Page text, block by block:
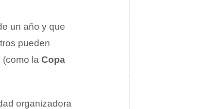
un año y que
pueden
la Copa
organizadora